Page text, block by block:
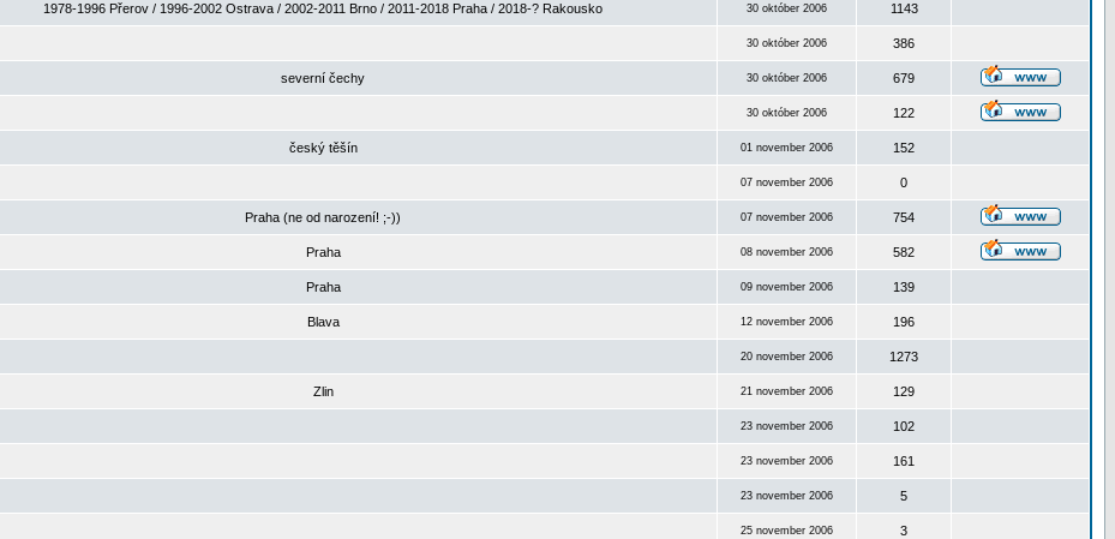
1978-1996 Přerov / 1996-2002 Ostrava / 2002-2011 Brno / 2011-2018 Praha / 2018-? Rakousko 30 október 2006 1143
30 október 2006 386
severní čechy 30 október 2006 679
30 október 2006 122
český těšín 01 november 2006 152
07 november 2006 0
Praha (ne od narození! ;-)) 07 november 2006 754
Praha 08 november 2006 582
Praha 09 november 2006 139
Blava 12 november 2006 196
20 november 2006 1273
Zlin 21 november 2006 129
23 november 2006 102
23 november 2006 161
23 november 2006 5
25 november 2006 3